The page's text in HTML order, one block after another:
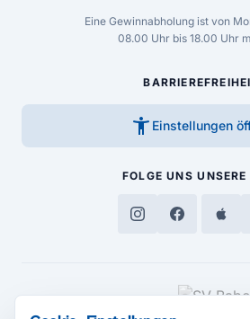
Eine Gewinnabholung ist von
08.00 Uhr bis 18.00 Uhr
accessibility_new Einstellungen
FOLGE UNS
MEDIENPARTNER